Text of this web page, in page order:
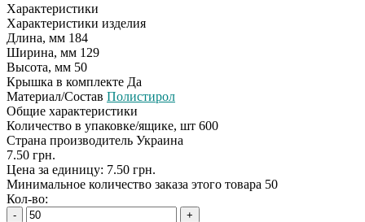
Характеристики
Характеристики изделия
Длина, мм 184
Ширина, мм 129
Высота, мм 50
Крышка в комплекте Да
Материал/Состав Полистирол
Общие характеристики
Количество в упаковке/ящике, шт 600
Страна производитель Украина
7.50 грн.
Цена за единицу: 7.50 грн.
Минимальное количество заказа этого товара 50
Кол-во:
- +